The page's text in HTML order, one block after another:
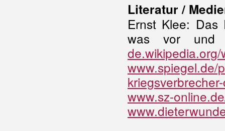
Literatur /
Ernst Klee: Das
was vor und
www.spiegel.de/
www.sz-